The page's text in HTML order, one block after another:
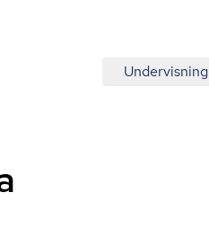
Undervisning